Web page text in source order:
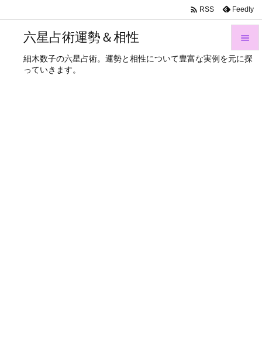
六星占術運勢＆相性
細木数子の六星占術。運勢と相性について豊富な実例を元に探
っていきます。


 RSS Feedly